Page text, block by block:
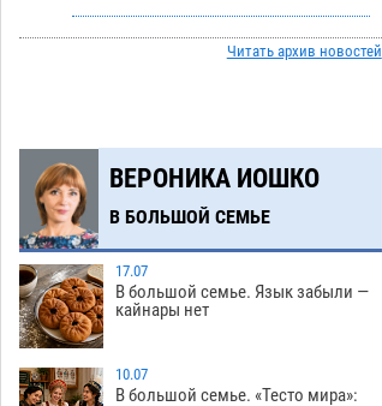
Астраханский аэропорт попробует
отбиться от ворон в апелляционном
древнюю помойку
11:58
В Астрахани подросток угнал
мотоцикл и похитил чужие мобильник
с банковскими картами
07.08 275
11:20
Астраханцев ждут на парковом газоне
с призами и эрмитажными котами
10:43
Астраханский суд встал на сторону
Читать архив новостей
ВЕРОНИКА ИОШКО
В БОЛЬШОЙ СЕМЬЕ
17.07
В большой семье. Язык забыли —
кайнары нет
10.07
В большой семье. «Тесто мира»: